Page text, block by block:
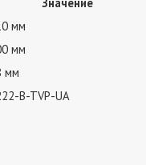
Значение
мм
мм
мм
B-TVP-UA